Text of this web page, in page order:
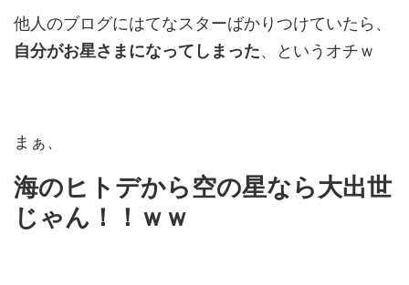
他人のブログにはてなスターばかりつけていたら、
自分がお星さまになってしまった、というオチｗ
まぁ、
海のヒトデから空の星なら大出世
じゃん！！ｗｗ